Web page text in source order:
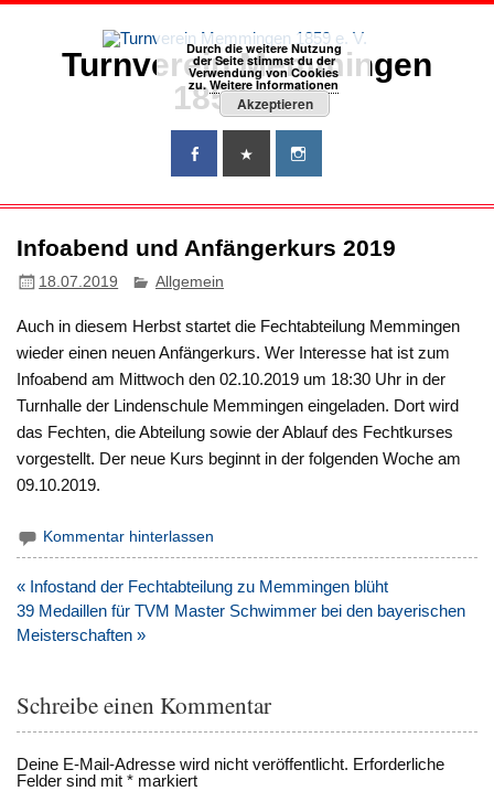
Zum
Turnverein Memmingen
1859 e. V.
Infoabend und Anfängerkurs 2019
18.07.2019 Allgemein
Auch in diesem Herbst startet die Fechtabteilung Memmingen
wieder einen neuen Anfängerkurs. Wer Interesse hat ist zum
Infoabend am Mittwoch den 02.10.2019 um 18:30 Uhr in der
Turnhalle der Lindenschule Memmingen eingeladen. Dort wird
das Fechten, die Abteilung sowie der Ablauf des Fechtkurses
vorgestellt. Der neue Kurs beginnt in der folgenden Woche am
09.10.2019.
Kommentar hinterlassen
Beitragsnavigation
« Infostand der Fechtabteilung zu Memmingen blüht
39 Medaillen für TVM Master Schwimmer bei den bayerischen
Meisterschaften »
Schreibe einen Kommentar
Deine E-Mail-Adresse wird nicht veröffentlicht. Erforderliche
Felder sind mit* markiert
Durch die weitere Nutzung
der Seite stimmst du der
Verwendung von Cookies
zu.Weitere Informationen
Akzeptieren